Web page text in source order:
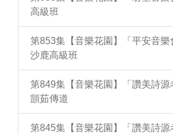
高級班
第853集【音樂花園】「平安音樂
沙鹿高級班
第849集【音樂花園】「讚美詩源
顗茹傳道
第845集【音樂花園】「讚美詩源